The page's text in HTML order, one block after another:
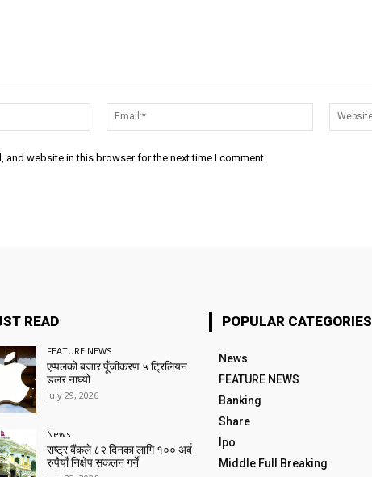
Name:*
Email:*
and website in this browser for the next time I comment.
READ
FEATURE NEWS
एप्पलको बजार पूँजीकरण ५ ट्रिलियन
डलर नाघ्यो
July 29, 2026
News
राष्ट्र बैंकले ८२ दिनका लागि १०० अर्ब
रुपैयाँ निक्षेप संकलन गर्ने
POPULAR CATEGORIES
News
FEATURE NEWS
Banking
Share
Ipo
Middle Full Breaking